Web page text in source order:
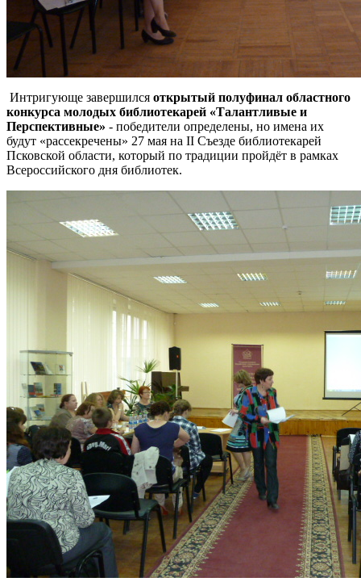
Интригующе завершился открытый полуфинал областного
конкурса молодых библиотекарей «Талантливые и
Перспективные» - победители определены, но имена их
будут «рассекречены» 27 мая на II Съезде библиотекарей
Псковской области, который по традиции пройдёт в рамках
Всероссийского дня библиотек.